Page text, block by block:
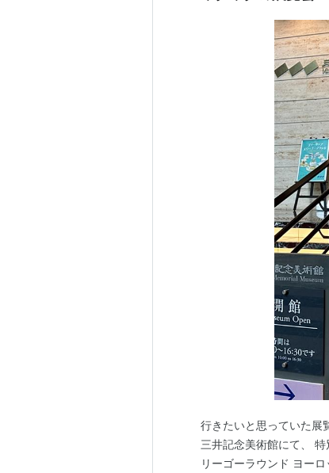
行きたいと思っていた展
三井記念美術館にて、
リーゴーラウンド ヨー